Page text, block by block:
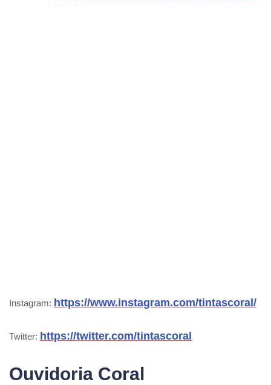
Instagram: https://www.instagram.com/tintascoral/
Twitter: https://twitter.com/tintascoral
Ouvidoria Coral